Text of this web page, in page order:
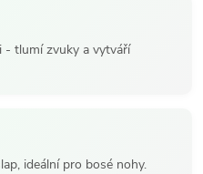
- tlumí zvuky a vytváří
ideální pro bosé nohy.